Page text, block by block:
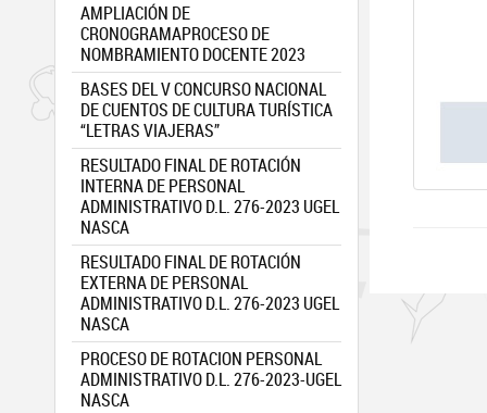
AMPLIACIÓN DE
CRONOGRAMAPROCESO DE
NOMBRAMIENTO DOCENTE 2023
BASES DEL V CONCURSO NACIONAL
DE CUENTOS DE CULTURA TURÍSTICA
“LETRAS VIAJERAS”
RESULTADO FINAL DE ROTACIÓN
INTERNA DE PERSONAL
ADMINISTRATIVO D.L. 276-2023 UGEL
NASCA
RESULTADO FINAL DE ROTACIÓN
EXTERNA DE PERSONAL
ADMINISTRATIVO D.L. 276-2023 UGEL
NASCA
PROCESO DE ROTACION PERSONAL
ADMINISTRATIVO D.L. 276-2023-UGEL
NASCA